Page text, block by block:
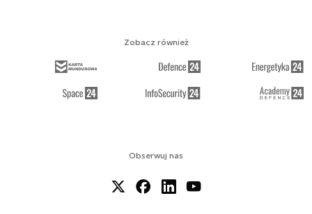
Obserwuj nas
Zobacz również